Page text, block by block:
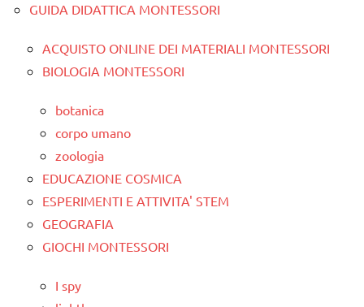
GUIDA DIDATTICA MONTESSORI
ACQUISTO ONLINE DEI MATERIALI MONTESSORI
BIOLOGIA MONTESSORI
botanica
corpo umano
zoologia
EDUCAZIONE COSMICA
ESPERIMENTI E ATTIVITA' STEM
GEOGRAFIA
GIOCHI MONTESSORI
I spy